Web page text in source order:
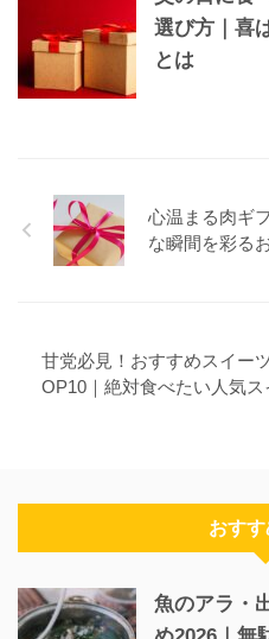
選び方｜喜
とは
心温まる肉ギ
な瞬間を彩る
甘党必見！おすすめスイー
OP10｜絶対食べたい人気ス
おす
魚のアラ・